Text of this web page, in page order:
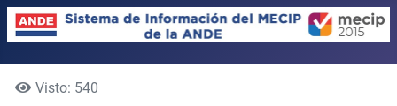
Visto: 540